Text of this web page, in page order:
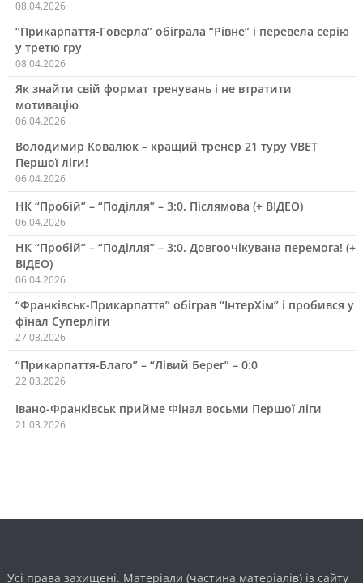
08.04.2026
“Прикарпаття-Говерла” обіграла “Рівне” і перевела серію
у третю гру
08.04.2026
Як знайти свій формат тренувань і не втратити
мотивацію
06.04.2026
Володимир Ковалюк – кращий тренер 21 туру VBET
Першої ліги!
06.04.2026
НК “Пробій” – “Поділля” – 3:0. Післямова (+ ВІДЕО)
06.04.2026
НК “Пробій” – “Поділля” – 3:0. Довгоочікувана перемога! (+
ВІДЕО)
06.04.2026
“Франківськ-Прикарпаття” обіграв “ІнтерХім” і пробився у
фінал Суперліги
27.03.2026
“Прикарпаття-Благо” – “Лівий Берег” – 0:0
22.03.2026
Івано-Франківськ прийме Фінал восьми Першої ліги
21.03.2026
Усі права захищені. Матеріали (частина матеріалів) із сайту